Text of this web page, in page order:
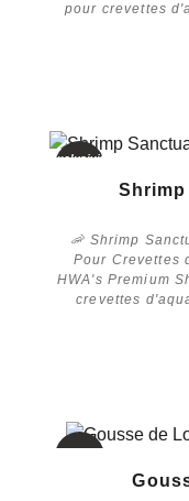
pour crevettes
Exclusivité
🦐 Shrimp
Pour Crevettes
HWA's Premium
crevettes